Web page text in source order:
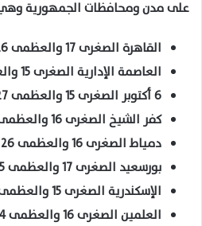
على مدن ومحافظات الجمهورية وهي
القاهرة الصغرى 17 والعظمى 26 درجة.
العاصمة الإدارية الصغرى 15 والعظمى 27 درجة.
6 أكتوبر الصغرى 15 والعظمى 27 درجة.
كفر الشيخ الصغرى 16 والعظمى 25 درجة.
دمياط الصغرى 16 والعظمى 26 درجة.
بورسعيد الصغرى 17 والعظمى 25 درجة.
الإسكندرية الصغرى 15 والعظمى 25 درجة.
العلمين الصغرى 16 والعظمى 24 درجة.